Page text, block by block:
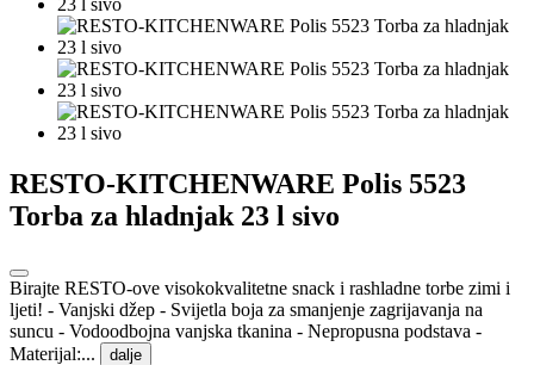
RESTO-KITCHENWARE Polis 5523
Torba za hladnjak 23 l sivo
Birajte RESTO-ove visokokvalitetne snack i rashladne torbe zimi i
ljeti! - Vanjski džep - Svijetla boja za smanjenje zagrijavanja na
suncu - Vodoodbojna vanjska tkanina - Nepropusna podstava -
Materijal:...
dalje